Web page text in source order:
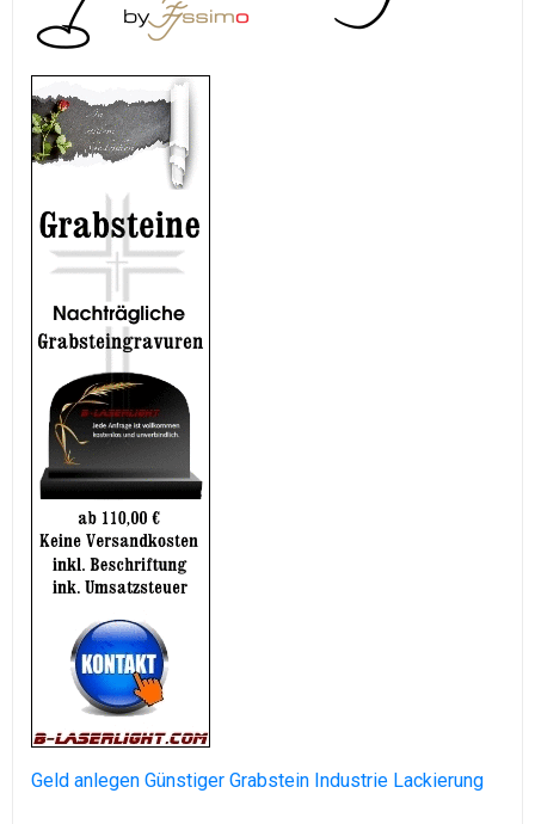
Geld anlegen Günstiger Grabstein Industrie Lackierung